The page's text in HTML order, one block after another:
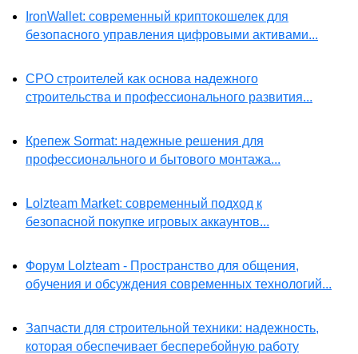
IronWallet: современный криптокошелек для
безопасного управления цифровыми активами...
СРО строителей как основа надежного
строительства и профессионального развития...
Крепеж Sormat: надежные решения для
профессионального и бытового монтажа...
Lolzteam Market: современный подход к
безопасной покупке игровых аккаунтов...
Форум Lolzteam - Пространство для общения,
обучения и обсуждения современных технологий...
Запчасти для строительной техники: надежность,
которая обеспечивает бесперебойную работу